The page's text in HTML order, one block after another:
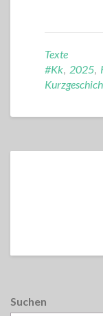
Texte
#kk, 2025,
Suchen